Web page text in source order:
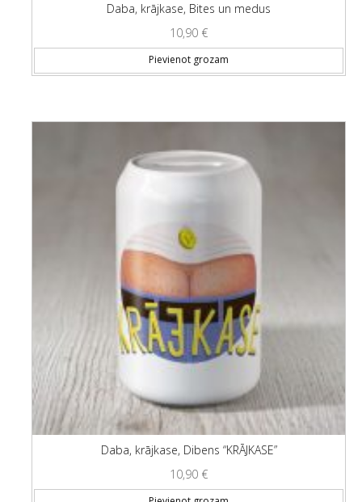
Daba, krājkase, Bites un medus
10,90 €
Pievienot grozam
Daba, krājkase, Dibens “KRĀJKASE”
10,90 €